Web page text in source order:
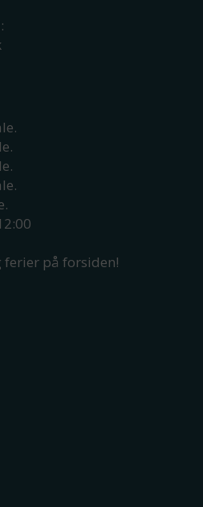
ferier på forsiden!